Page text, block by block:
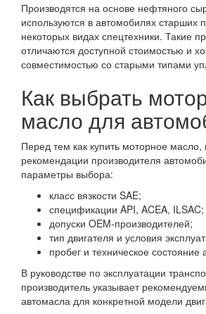
Производятся на основе нефтяного
используются в автомобилях старших
некоторых видах спецтехники. Такие
отличаются доступной стоимостью и
совместимостью со старыми типами
Как выбрать
масло для
Перед тем как купить моторное масло,
рекомендации производителя
параметры выбора:
класс вязкости SAE;
спецификации API, ACEA, ILSAC;
допуски OEM-производителей;
тип двигателя и условия
пробег и техническое состояние
В руководстве по эксплуатации
производитель указывает
автомасла для конкретной модели